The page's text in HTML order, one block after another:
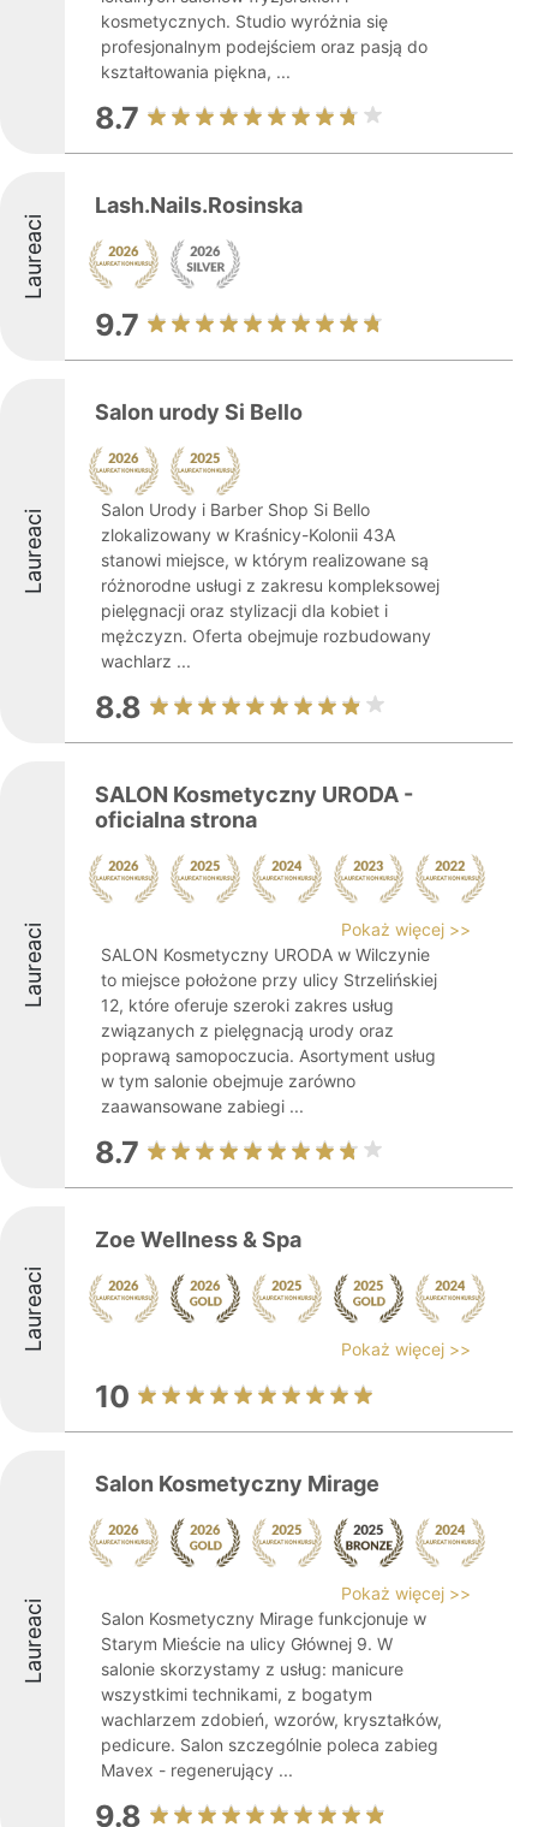
kosmetycznych. Studio wyróżnia się
profesjonalnym podejściem oraz pasją do
kształtowania piękna, ...
8.7
Laureaci
Lash.Nails.Rosinska
9.7
Laureaci
Salon urody Si Bello
Salon Urody i Barber Shop Si Bello
zlokalizowany w Kraśnicy-Kolonii 43A
stanowi miejsce, w którym realizowane są
różnorodne usługi z zakresu kompleksowej
pielęgnacji oraz stylizacji dla kobiet i
mężczyzn. Oferta obejmuje rozbudowany
wachlarz ...
8.8
Laureaci
SALON Kosmetyczny URODA -
oficialna strona
Pokaż więcej >>
SALON Kosmetyczny URODA w Wilczynie
to miejsce położone przy ulicy Strzelińskiej
12, które oferuje szeroki zakres usług
związanych z pielęgnacją urody oraz
poprawą samopoczucia. Asortyment usług
w tym salonie obejmuje zarówno
zaawansowane zabiegi ...
8.7
Laureaci
Zoe Wellness & Spa
Pokaż więcej >>
10
Laureaci
Salon Kosmetyczny Mirage
Pokaż więcej >>
Salon Kosmetyczny Mirage funkcjonuje w
Starym Mieście na ulicy Głównej 9. W
salonie skorzystamy z usług: manicure
wszystkimi technikami, z bogatym
wachlarzem zdobień, wzorów, kryształków,
pedicure. Salon szczególnie poleca zabieg
Mavex - regenerujący ...
9.8